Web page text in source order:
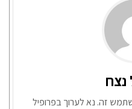
נצח
זה. נא לערוך בפרופיל